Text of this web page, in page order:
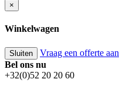
×
Winkelwagen
Sluiten Vraag een offerte aan
Bel ons nu
+32(0)52 20 20 60